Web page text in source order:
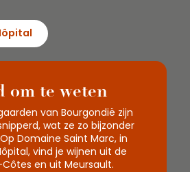
om te weten
van Bourgondië zijn
wat ze zo bijzonder
Domaine Saint Marc, in
vind je wijnen uit de
en uit Meursault.